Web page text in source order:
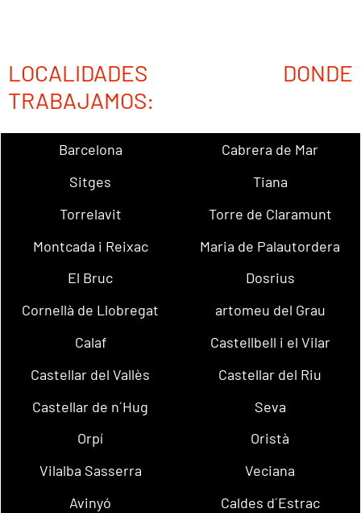
LOCALIDADES DONDE
TRABAJAMOS:
Barcelona
Cabrera de Mar
Sitges
Tiana
Torrelavit
Torre de Claramunt
Montcada i Reixac
Maria de Palautordera
El Bruc
Dosrius
Cornellà de Llobregat
artomeu del Grau
Calaf
Castellbell i el Vilar
Castellar del Vallès
Castellar del Riu
Castellar de n´Hug
Seva
Orpí
Oristà
Vilalba Sasserra
Veciana
Avinyó
Caldes d´Estrac